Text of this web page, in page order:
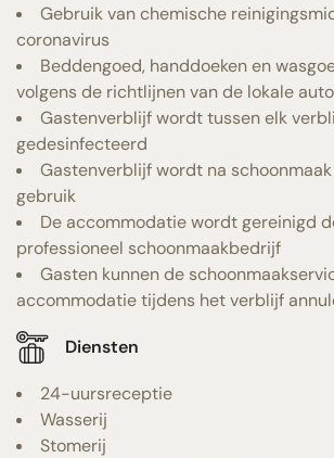
Gebruik van chemische
coronavirus
Beddengoed, handdoeken en
volgens de richtlijnen van de lokale
Gastenverblijf wordt tussen elk
gedesinfecteerd
Gastenverblijf wordt na
gebruik
De accommodatie wordt gereinigd
professioneel schoonmaakbedrijf
Gasten kunnen de
accommodatie tijdens het verblijf
Diensten
24-uursreceptie
Wasserij
Stomerij